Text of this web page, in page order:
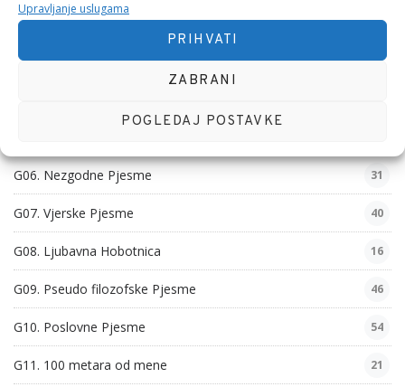
Upravljanje uslugama
PRIHVATI
ZABRANI
POGLEDAJ POSTAVKE
G02. Zabavne Pjesme 6
G03. Filozofske Pjesme 29
G06. Nezgodne Pjesme 31
G07. Vjerske Pjesme 40
G08. Ljubavna Hobotnica 16
G09. Pseudo filozofske Pjesme 46
G10. Poslovne Pjesme 54
G11. 100 metara od mene 21